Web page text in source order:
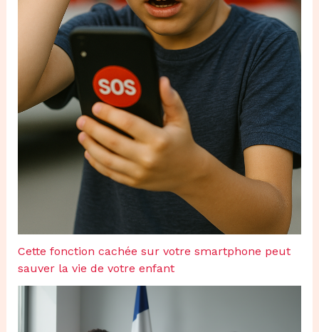
Cette fonction cachée sur votre smartphone peut
sauver la vie de votre enfant